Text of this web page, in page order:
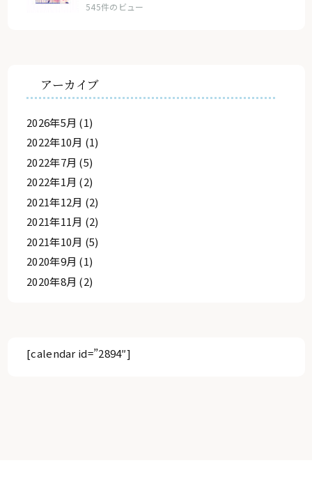
545件のビュー
アーカイブ
2026年5月 (1)
2022年10月 (1)
2022年7月 (5)
2022年1月 (2)
2021年12月 (2)
2021年11月 (2)
2021年10月 (5)
2020年9月 (1)
2020年8月 (2)
[calendar id=”2894″]